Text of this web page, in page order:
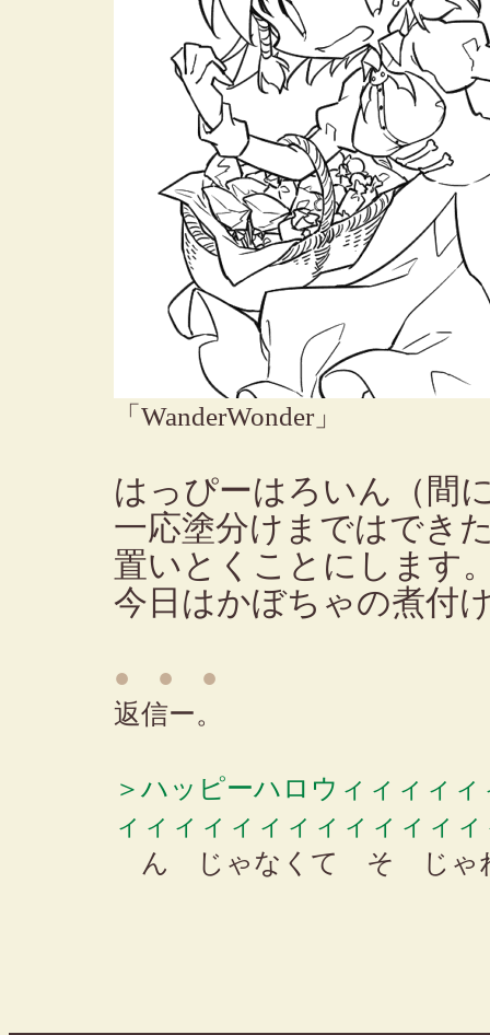
「WanderWonder」
はっぴーはろいん（間
一応塗分けまではでき
置いとくことにします
今日はかぼちゃの煮付
● ● ●
返信ー。
＞ハッピーハロウィィィィ
ィィィィィィィィィィィィ
ん じゃなくて そ じゃ